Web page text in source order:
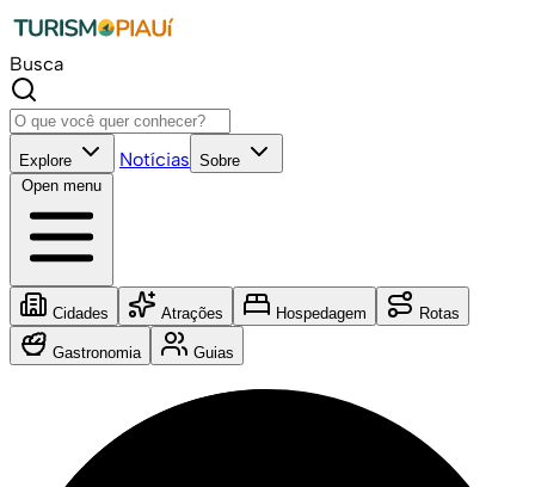
Busca
Explore Notícias Sobre
Open menu
Cidades Atrações Hospedagem Rotas
Gastronomia Guias